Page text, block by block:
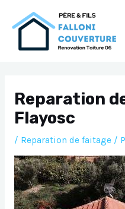
Reparation
Flayosc
/ Reparation de faitage/